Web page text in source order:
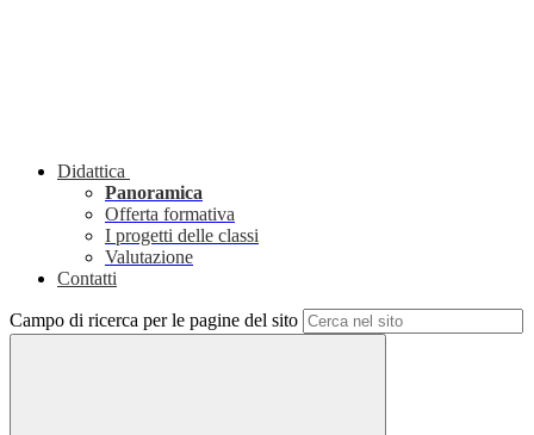
Didattica
Panoramica
Offerta formativa
I progetti delle classi
Valutazione
Contatti
Campo di ricerca per le pagine del sito